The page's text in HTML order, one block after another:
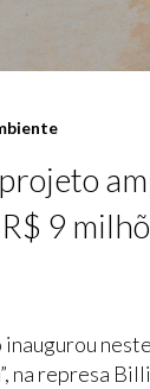
9
na represa